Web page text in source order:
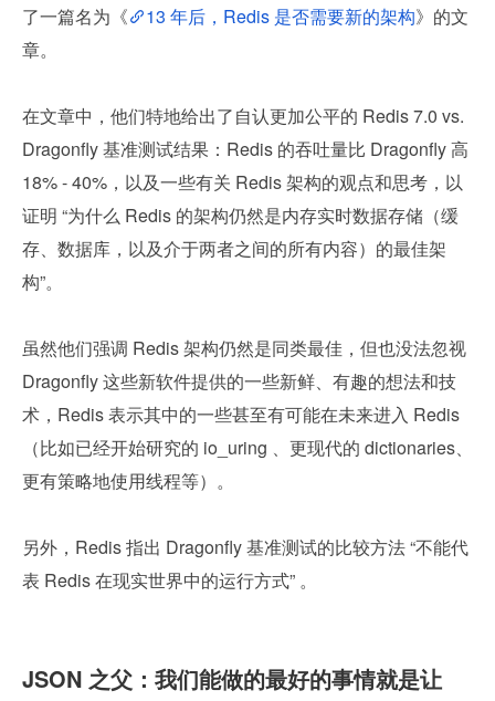
了一篇名为《
13 年后，Redis 是否需要新的架构》的文
章。
在文章中，他们特地给出了自认更加公平的 Redis 7.0 vs.
Dragonfly 基准测试结果：Redis 的吞吐量比 Dragonfly 高
18% - 40%，以及一些有关 Redis 架构的观点和思考，以
证明 “为什么 Redis 的架构仍然是内存实时数据存储（缓
存、数据库，以及介于两者之间的所有内容）的最佳架
构”。
虽然他们强调 Redis 架构仍然是同类最佳，但也没法忽视
Dragonfly 这些新软件提供的一些新鲜、有趣的想法和技
术，Redis 表示其中的一些甚至有可能在未来进入 Redis
（比如已经开始研究的 io_uring 、更现代的 dictionaries、
更有策略地使用线程等）。
另外，Redis 指出 Dragonfly 基准测试的比较方法 “不能代
表 Redis 在现实世界中的运行方式” 。
JSON 之父：我们能做的最好的事情就是让